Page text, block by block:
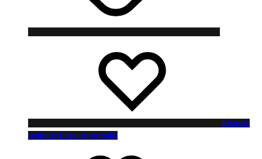
Liste de
souhaits Liste de souhaits